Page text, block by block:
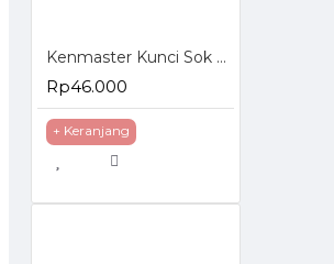
Kenmaster Kunci Sok Set 40 Pcs Socket Wrench Set
Rp46.000
+ Keranjang